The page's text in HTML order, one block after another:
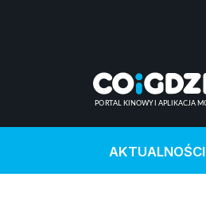
AKTUALNOŚCI